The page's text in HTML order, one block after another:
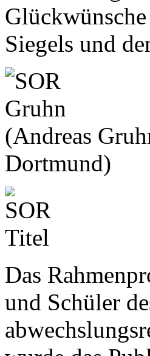
Siegels und
(Andreas
Dortmund)
Das
und Schüler